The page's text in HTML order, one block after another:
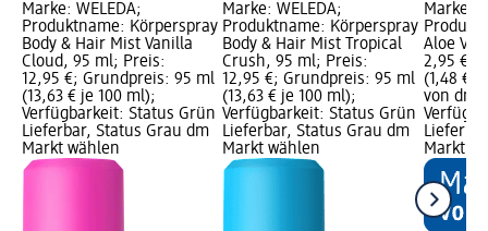
Marke: WELEDA;
Produktname: Körperspray
Body & Hair Mist Vanilla
Cloud, 95 ml; Preis:
12,95 €; Grundpreis: 95 ml
(13,63 € je 100 ml);
Verfügbarkeit: Status Grün
Lieferbar, Status Grau dm
Markt wählen
Marke: WELEDA;
Produktname: Körperspray
Body & Hair Mist Tropical
Crush, 95 ml; Preis:
12,95 €; Grundpreis: 95 ml
(13,63 € je 100 ml);
Verfügbarkeit: Status Grün
Lieferbar, Status Grau dm
Markt wählen
Marke:
Aloe
2,95 €;
(1,48 €
von dm
Markt